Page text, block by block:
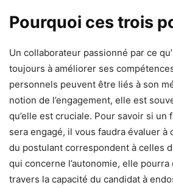
Pourquoi ces trois
Un collaborateur passionné par ce
toujours à améliorer ses
personnels peuvent être liés à son
notion de l’engagement, elle est
qu’elle est cruciale. Pour savoir si un
sera engagé, il vous faudra évaluer à
du postulant correspondent à celles
qui concerne l’autonomie, elle
travers la capacité du candidat à